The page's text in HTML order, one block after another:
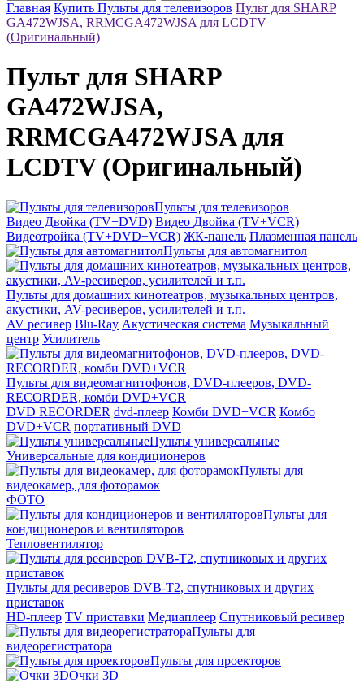
Главная Купить Пульты для телевизоров Пульт для SHARP
GA472WJSA, RRMCGA472WJSA для LCDTV
(Оригинальный)
Пульт для SHARP
GA472WJSA,
RRMCGA472WJSA для
LCDTV (Оригинальный)
Пульты для телевизоров
Видео Двойка (TV+DVD) Видео Двойка (TV+VCR)
Видеотройка (TV+DVD+VCR) ЖК-панель Плазменная панель
Пульты для автомагнитол
Пульты для домашних кинотеатров, музыкальных центров,
акустики, AV-ресиверов, усилителей и т.п.
AV ресивер Blu-Ray Акустическая система Музыкальный
центр Усилитель
Пульты для видеомагнитофонов, DVD-плееров, DVD-
RECORDER, комби DVD+VCR
DVD RECORDER dvd-плеер Комби DVD+VCR Комбо
DVD+VCR портативный DVD
Пульты универсальные
Универсальные для кондиционеров
Пульты для
видеокамер, для фоторамок
ФОТО
Пульты для
кондиционеров и вентиляторов
Тепловентилятор
Пульты для ресиверов DVB-T2, спутниковых и других
приставок
HD-плеер TV приставки Медиаплеер Спутниковый ресивер
Пульты для
видеорегистратора
Пульты для проекторов
Очки 3D